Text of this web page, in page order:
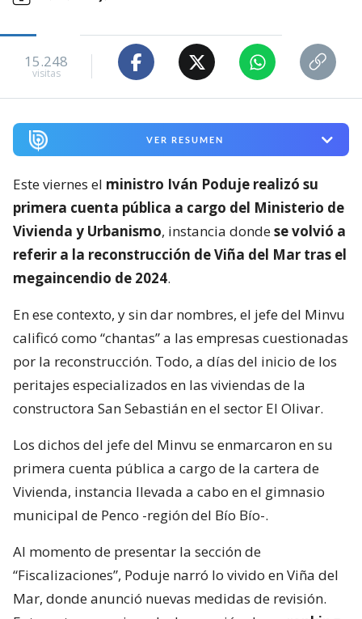
15.248
visitas
VER RESUMEN
Este viernes el ministro Iván Poduje realizó su
primera cuenta pública a cargo del Ministerio de
Vivienda y Urbanismo, instancia dondese volvió a
referir a la reconstrucción de Viña del Mar tras el
megaincendio de 2024.
En ese contexto, y sin dar nombres, el jefe del Minvu
calificó como “chantas” a las empresas cuestionadas
por la reconstrucción. Todo, a días del inicio de los
peritajes especializados en las viviendas de la
constructora San Sebastián en el sector El Olivar.
Los dichos del jefe del Minvu se enmarcaron en su
primera cuenta pública a cargo de la cartera de
Vivienda, instancia llevada a cabo en el gimnasio
municipal de Penco -región del Bío Bío-.
Al momento de presentar la sección de
“Fiscalizaciones”, Poduje narró lo vivido en Viña del
Mar, donde anunció nuevas medidas de revisión.